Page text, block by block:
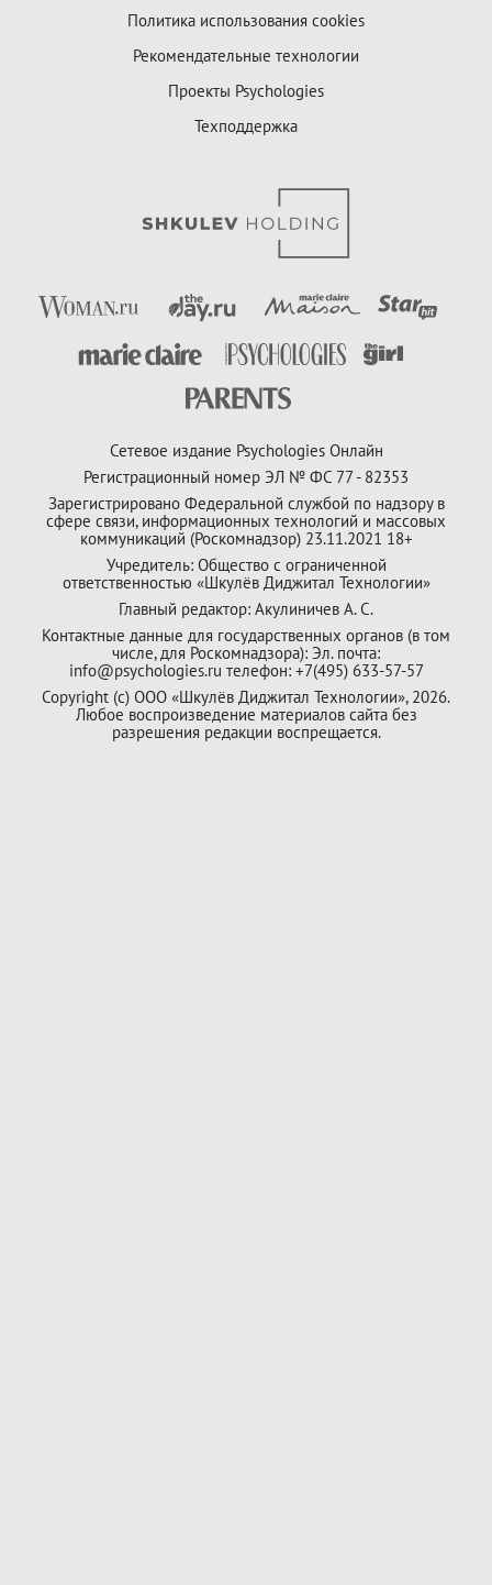
Политика использования cookies
Рекомендательные технологии
Проекты Psychologies
Техподдержка
Сетевое издание Psychologies Онлайн
Регистрационный номер ЭЛ № ФС 77 - 82353
Зарегистрировано Федеральной службой по надзору в
сфере связи, информационных технологий и массовых
коммуникаций (Роскомнадзор) 23.11.2021 18+
Учредитель: Общество с ограниченной
ответственностью «Шкулёв Диджитал Технологии»
Главный редактор: Акулиничев А. С.
Контактные данные для государственных органов (в том
числе, для Роскомнадзора): Эл. почта:
info@psychologies.ru телефон: +7(495) 633-57-57
Copyright (с) ООО «Шкулёв Диджитал Технологии», 2026.
Любое воспроизведение материалов сайта без
разрешения редакции воспрещается.